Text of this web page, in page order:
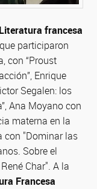
Literatura francesa
participaron
con “Proust
Enrique
Segalen: los
Ana Moyano con
materna en la
con "Dominar las
Sobre el
Char". A la
Francesa